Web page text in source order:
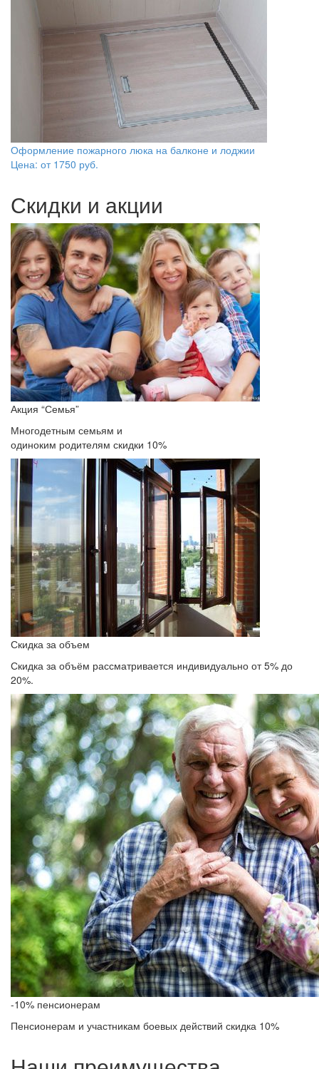
Оформление пожарного люка на балконе и лоджии
Цена: от 1750 руб.
Скидки и акции
Акция “Семья”
Многодетным семьям и
одиноким родителям скидки 10%
Скидка за объем
Скидка за объём рассматривается индивидуально от 5% до
20%.
-10% пенсионерам
Пенсионерам и участникам боевых действий скидка 10%